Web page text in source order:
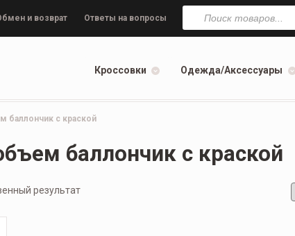
и возврат Ответы на вопросы
Поиск
товаров
Кроссовки Одежда/Аксессуары
баллончик с краской
баллончик с краской
результат